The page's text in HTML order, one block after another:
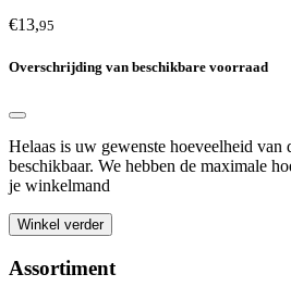
€13,95
Overschrijding van beschikbare voorraad
Helaas is uw gewenste hoeveelheid van
beschikbaar. We hebben de maximale
je winkelmand
Winkel verder
Assortiment